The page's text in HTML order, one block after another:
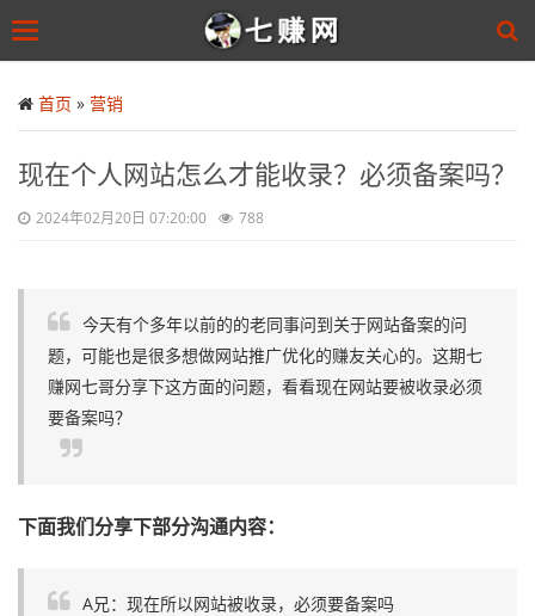
to
main
Toggle
首页 » 营销
现在个人网站怎么才能收录？必须备案吗？
2024年02月20日 07:20:00 788
今天有个多年以前的的老同事问到关于网站备案的问
题，可能也是很多想做网站推广优化的赚友关心的。这期七
赚网七哥分享下这方面的问题，看看现在网站要被收录必须
要备案吗？
下面我们分享下部分沟通内容：
A兄：现在所以网站被收录，必须要备案吗